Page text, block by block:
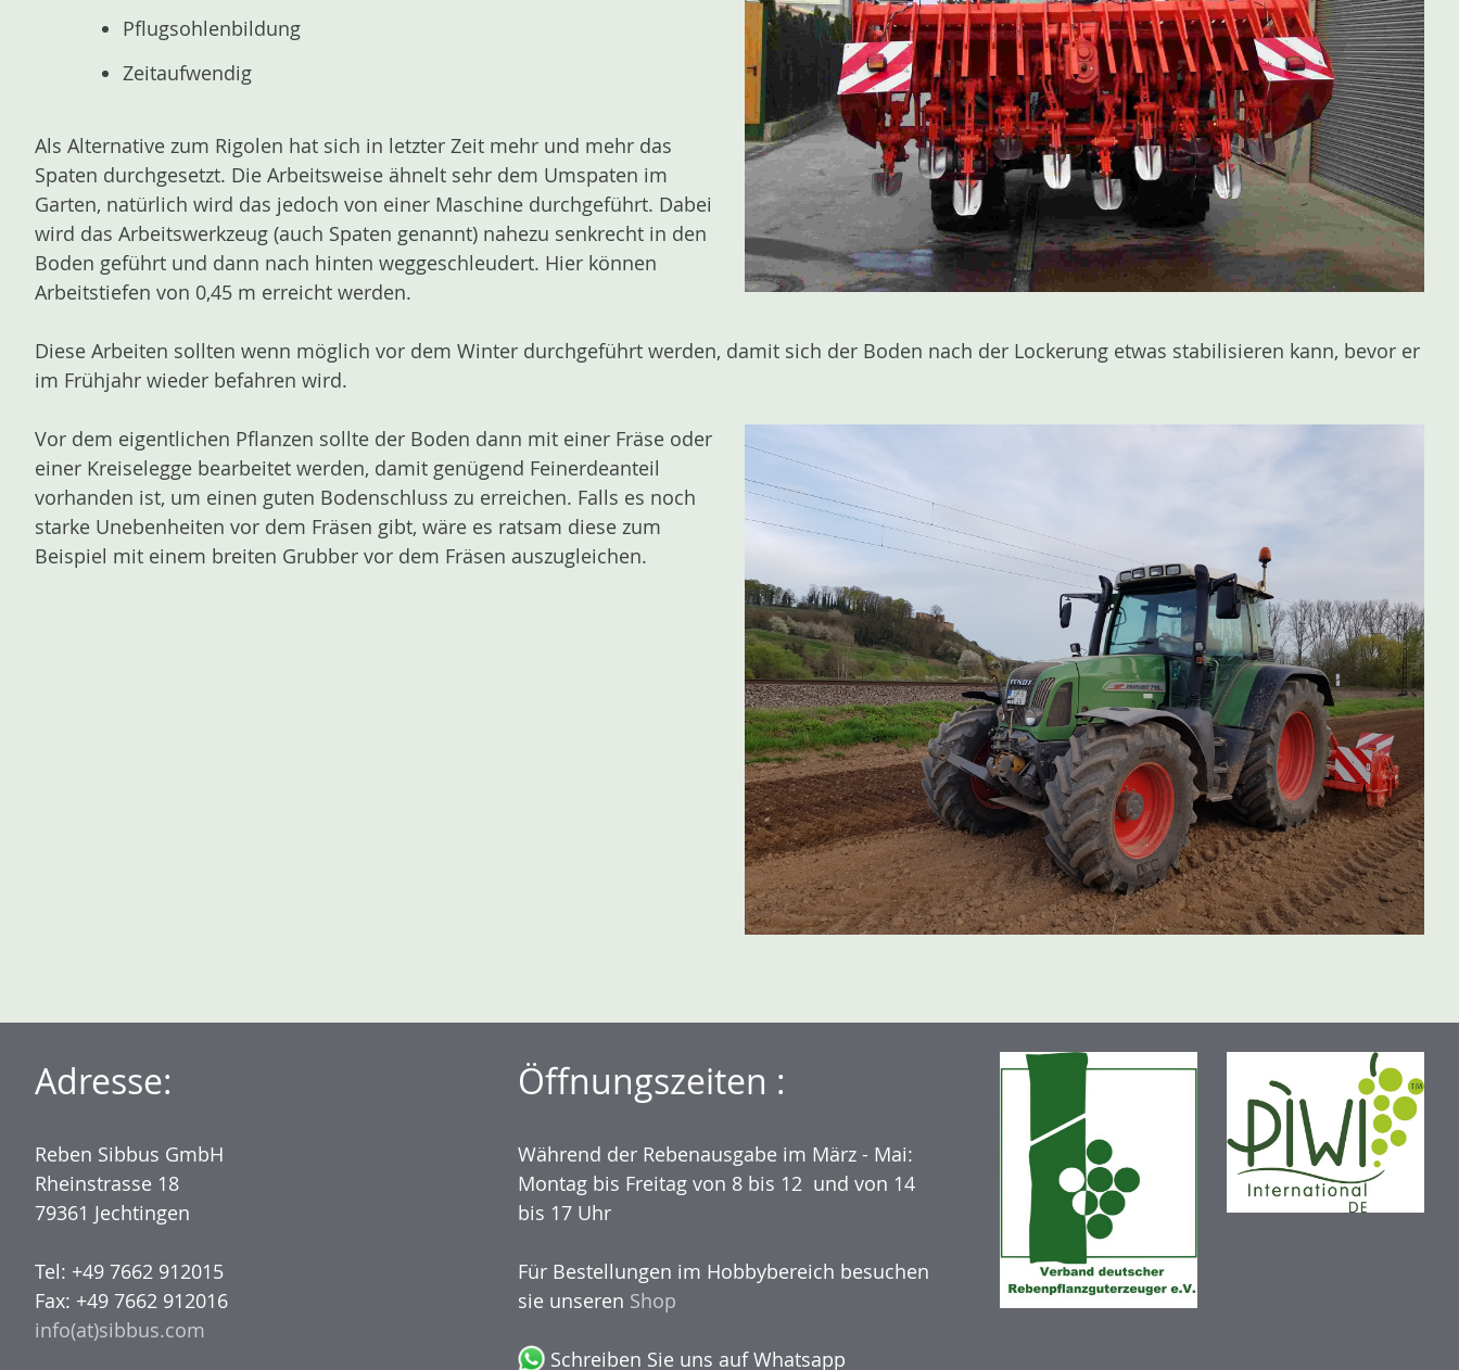
Pflugsohlenbildung
Zeitaufwendig
Als Alternative zum Rigolen hat sich in letzter Zeit mehr und mehr das
Spaten durchgesetzt. Die Arbeitsweise ähnelt sehr dem Umspaten im
Garten, natürlich wird das jedoch von einer Maschine durchgeführt. Dabei
wird das Arbeitswerkzeug (auch Spaten genannt) nahezu senkrecht in den
Boden geführt und dann nach hinten weggeschleudert. Hier können
Arbeitstiefen von 0,45 m erreicht werden.
Diese Arbeiten sollten wenn möglich vor dem Winter durchgeführt werden, damit sich der Boden nach der Lockerung etwas stabilisieren kann, bevor er
im Frühjahr wieder befahren wird.
Vor dem eigentlichen Pflanzen sollte der Boden dann mit einer Fräse oder
einer Kreiselegge bearbeitet werden, damit genügend Feinerdeanteil
vorhanden ist, um einen guten Bodenschluss zu erreichen. Falls es noch
starke Unebenheiten vor dem Fräsen gibt, wäre es ratsam diese zum
Beispiel mit einem breiten Grubber vor dem Fräsen auszugleichen.
Adresse:
Reben Sibbus GmbH
Rheinstrasse 18
79361 Jechtingen
Tel: +49 7662 912015
Fax: +49 7662 912016
info(at)sibbus.com
Öffnungszeiten :
Während der Rebenausgabe im März - Mai:
Montag bis Freitag von 8 bis 12 und von 14
bis 17 Uhr
Für Bestellungen im Hobbybereich besuchen
sie unseren Shop
Schreiben Sie uns auf Whatsapp